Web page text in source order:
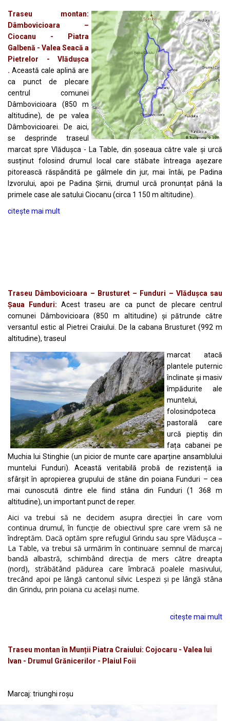
Traseu montan:
Dâmbovicioara –
Ciocanu - Piatra
Galbenă - Valea Seacă a
Pietrelor - Vlădușca
. Această cale aplină are
ca punct de plecare
centrul comunei
Dâmbovicioara (850 m
altitudine), de pe valea
Dâmbovicioarei. De aici,
se desprinde traseul
marcat spre Vlădușca - La Table, din șoseaua către vale și urcă
susținut folosind drumul local care stăbate întreaga așezare
pitorească răspândită pe gâlmele din jur, mai întâi, pe Padina
Izvorului, apoi pe Padina Șirnii, drumul urcă pronunțat până la
primele case ale satului Ciocanu (circa 1 150 m altitudine).
citește mai mult
Traseu Dâmbovicioara – Brusturet – Funduri – Vlădușca sau
Șaua Funduri:Acest traseu are ca punct de plecare centrul
comunei Dâmbovicioara (850 m altitudine) și pătrunde către
versantul estic al Pietrei Craiului. De la cabana Brusturet (992 m
altitudine), traseul
marcat atacă
plantele puternic
înclinate și masiv
împădurite ale
muntelui,
folosindpoteca
pastorală care
urcă pieptiș din
fața cabanei pe
Muchia lui Stinghie (un picior de munte care aparține ansamblului
muntelui Funduri). Această veritabilă probă de rezistență ia
sfârșit în apropierea grupului de stâne din poiana Funduri – cea
mai cunoscută dintre ele fiind stâna din Funduri (1 368 m
altitudine), un important punct de reper.
Aici va trebui să ne decidem asupra direcției în care vom
continua drumul, în funcție de obiectivul spre care vrem să ne
îndreptăm. Dacă optăm spre refugiul Grindu sau spre Vlădușca –
La Table, va trebui să urmărim în continuare semnul de marcaj
bandă albastră, schimbând direcția de mers către dreapta
(nord), străbătând pădurea care îmbracă poalele masivului,
trecând apoi pe lângă cantonul silvic Lespezi și pe lângă stâna
din Grindu, prin poiana cu același nume.
citește mai mult
Traseu montan în Munții Piatra Craiului: Cojocaru - Valea lui
Ivan - Drumul Grănicerilor - Plaiul Foii
Marcaj: triunghi roșu